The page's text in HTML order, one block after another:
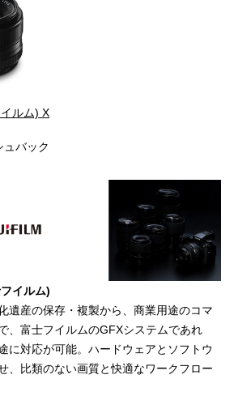
ルム) X
ュバック
イルム)
遺産の保存・複製から、商業用途のコマ
、富士フイルムのGFXシステムであれ
に対応が可能。ハードウェアとソフトウ
、比類のない画質と快適なワークフロー